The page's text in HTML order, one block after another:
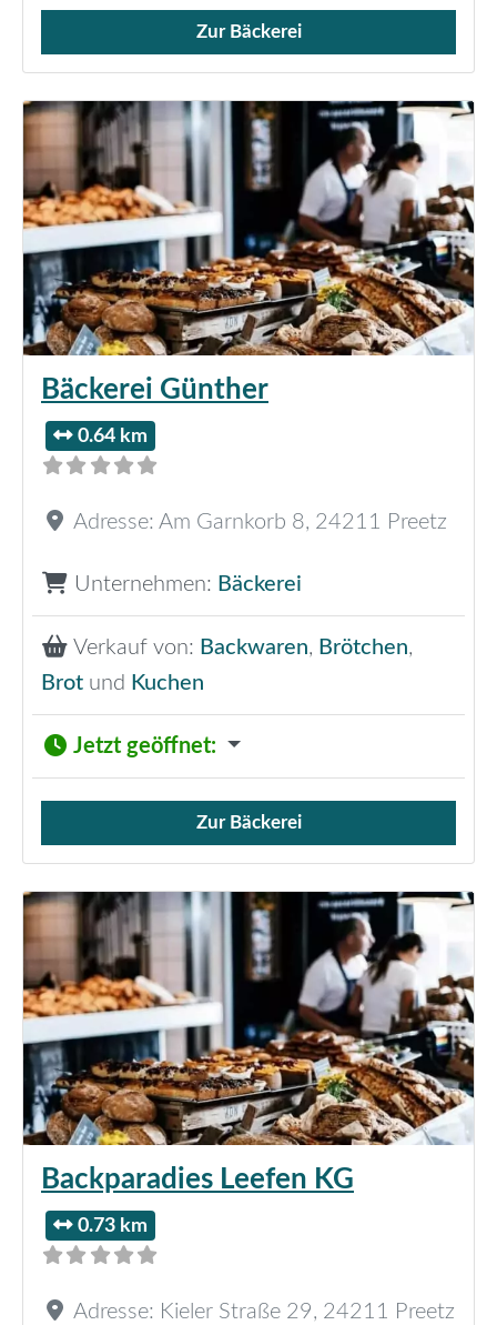
Verkauf von Brötchen,
Zur Bäckerei
Bäckerei Günther
0.64 km
Adresse: Am Garnkorb 8, 24211 Preetz
Unternehmen: Bäckerei
Verkauf von: Backwaren, Brötchen,
Brot und Kuchen
Jetzt geöffnet:
Verkauf von Brötchen,
Zur Bäckerei
Backparadies Leefen KG
0.73 km
Adresse: Kieler Straße 29, 24211 Preetz